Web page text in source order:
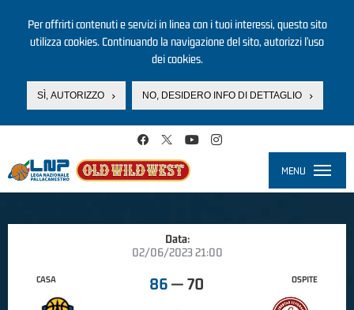
Per offrirti contenuti e servizi in linea con i tuoi interessi, questo sito
utilizza cookies. Continuando la navigazione del sito, autorizzi l’uso
dei cookies.
SÌ, AUTORIZZO NO, DESIDERO INFO DI DETTAGLIO
MENU
Data:
02/06/2023 21:00
CASA 86 — 70 OSPITE